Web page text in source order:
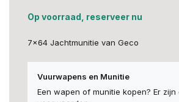
Op voorraad, reserveer nu
7x64 Jachtmunitie van Geco
Vuurwapens en Munitie
Een wapen of munitie kopen? Er zijn